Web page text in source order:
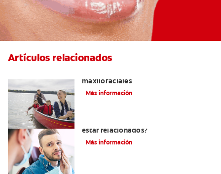
Artículos relacionados
maxilofaciales
Más información
estar relacionados?
Más información